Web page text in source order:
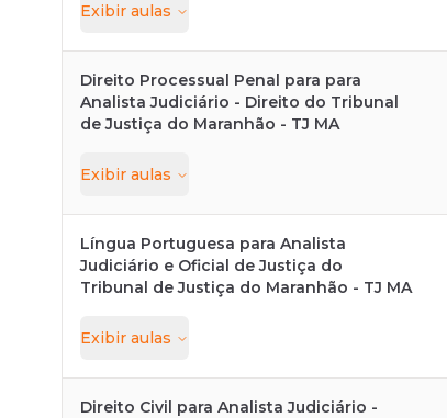
Exibir aulas
Direito Processual Penal para para
Analista Judiciário - Direito do Tribunal
de Justiça do Maranhão - TJ MA
Exibir aulas
Língua Portuguesa para Analista
Judiciário e Oficial de Justiça do
Tribunal de Justiça do Maranhão - TJ MA
Exibir aulas
Direito Civil para Analista Judiciário -